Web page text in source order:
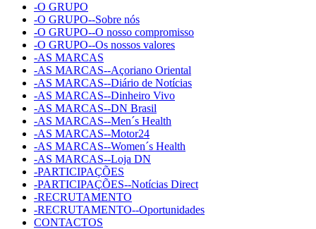
-O GRUPO
-O GRUPO--Sobre nós
-O GRUPO--O nosso compromisso
-O GRUPO--Os nossos valores
-AS MARCAS
-AS MARCAS--Açoriano Oriental
-AS MARCAS--Diário de Notícias
-AS MARCAS--Dinheiro Vivo
-AS MARCAS--DN Brasil
-AS MARCAS--Men´s Health
-AS MARCAS--Motor24
-AS MARCAS--Women´s Health
-AS MARCAS--Loja DN
-PARTICIPAÇÕES
-PARTICIPAÇÕES--Notícias Direct
-RECRUTAMENTO
-RECRUTAMENTO--Oportunidades
CONTACTOS